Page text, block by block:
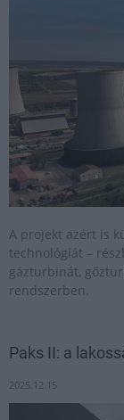
A projekt azért is
technológiát –
gázturbinát,
rendszerben.
Paks II: a
2025.12.15